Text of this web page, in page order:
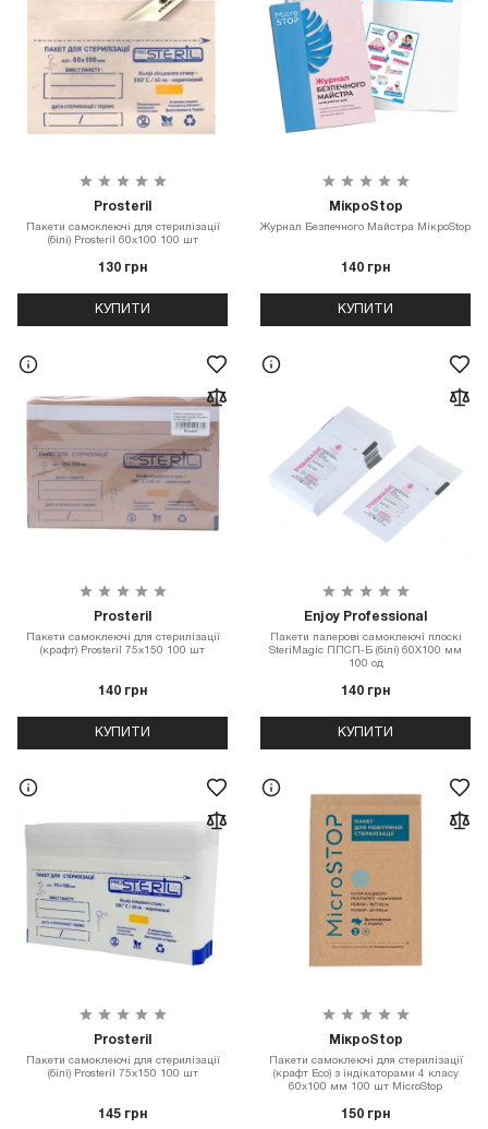
Prosteril
Пакети самоклеючі для стерилізації
(білі) Prosteril 60х100 100 шт
130 грн
КУПИТИ
МікроStop
Журнал Безпечного Майстра МікроStop
140 грн
КУПИТИ
Prosteril
Пакети самоклеючі для стерилізації
(крафт) Prosteril 75х150 100 шт
140 грн
КУПИТИ
Enjoy Professional
Пакети паперові самоклеючі плоскі
SteriMagiс ППСП-Б (білі) 60Х100 мм
100 од
140 грн
КУПИТИ
Prosteril
Пакети самоклеючі для стерилізації
(білі) Prosteril 75х150 100 шт
145 грн
МікроStop
Пакети самоклеючі для стерилізації
(крафт Eco) з індікаторами 4 класу
60х100 мм 100 шт MicroStop
150 грн